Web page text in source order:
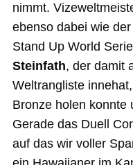
nimmt.
ebenso dabei wie
Stand Up World
Steinfath, der damit
Weltrangliste innehat,
Bronze holen konnte
Gerade das Duell
auf das wir voller